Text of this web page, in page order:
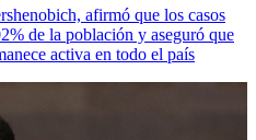
afirmó que los casos
de la población y aseguró que
activa en todo el país